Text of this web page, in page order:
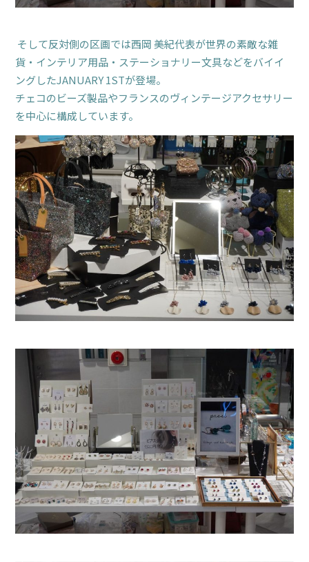
そして反対側の区画では西岡 美紀代表が世界の素敵な雑
貨・インテリア用品・ステーショナリー文具などをバイイ
ングしたJANUARY 1STが登場。
チェコのビーズ製品やフランスのヴィンテージアクセサリー
を中心に構成しています。